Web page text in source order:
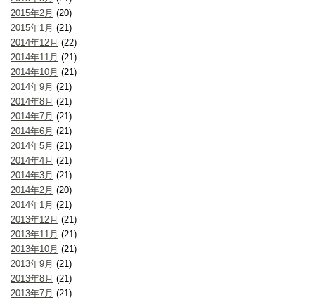
2015年2月 (20)
2015年1月 (21)
2014年12月 (22)
2014年11月 (21)
2014年10月 (21)
2014年9月 (21)
2014年8月 (21)
2014年7月 (21)
2014年6月 (21)
2014年5月 (21)
2014年4月 (21)
2014年3月 (21)
2014年2月 (20)
2014年1月 (21)
2013年12月 (21)
2013年11月 (21)
2013年10月 (21)
2013年9月 (21)
2013年8月 (21)
2013年7月 (21)